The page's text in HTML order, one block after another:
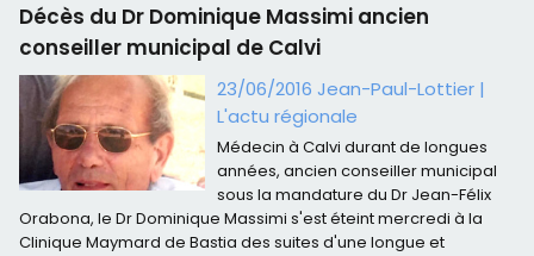
Décès du Dr Dominique Massimi ancien
conseiller municipal de Calvi
23/06/2016 Jean-Paul-Lottier |
L'actu régionale
Médecin à Calvi durant de longues
années, ancien conseiller municipal
sous la mandature du Dr Jean-Félix
Orabona, le Dr Dominique Massimi s'est éteint mercredi à la
Clinique Maymard de Bastia des suites d'une longue et